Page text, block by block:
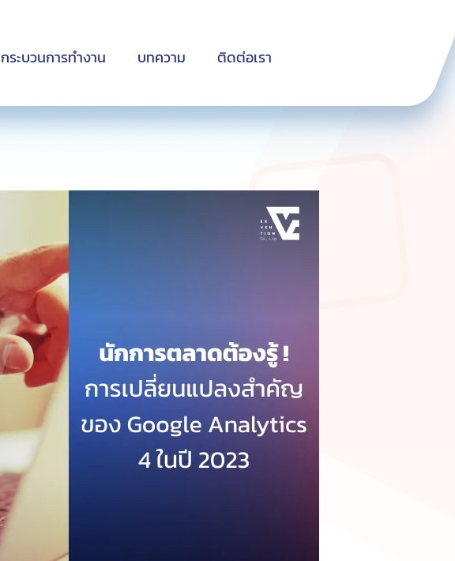
กระบวนการทำงาน บทความ ติดต่อเรา